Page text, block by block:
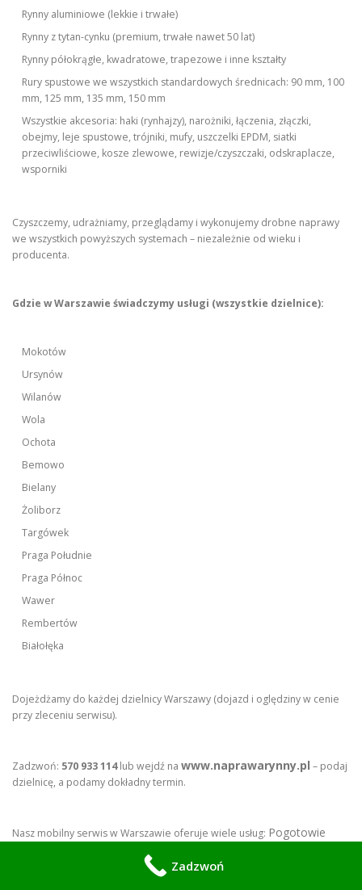
Rynny aluminiowe (lekkie i trwałe)
Rynny z tytan-cynku (premium, trwałe nawet 50 lat)
Rynny półokrągłe, kwadratowe, trapezowe i inne kształty
Rury spustowe we wszystkich standardowych średnicach: 90 mm, 100
mm, 125 mm, 135 mm, 150 mm
Wszystkie akcesoria: haki (rynhajzy), narożniki, łączenia, złączki,
obejmy, leje spustowe, trójniki, mufy, uszczelki EPDM, siatki
przeciwliściowe, kosze zlewowe, rewizje/czyszczaki, odskraplacze,
wsporniki
Czyszczemy, udrażniamy, przeglądamy i wykonujemy drobne naprawy
we wszystkich powyższych systemach – niezależnie od wieku i
producenta.
Gdzie w Warszawie świadczymy usługi (wszystkie dzielnice):
Mokotów
Ursynów
Wilanów
Wola
Ochota
Bemowo
Bielany
Żoliborz
Targówek
Praga Południe
Praga Północ
Wawer
Rembertów
Białołęka
Dojeżdżamy do każdej dzielnicy Warszawy (dojazd i oględziny w cenie
przy zleceniu serwisu).
Zadzwoń: 570 933 114lub wejdź na www.naprawarynny.pl – podaj
dzielnicę, a podamy dokładny termin.
Nasz mobilny serwis w Warszawie oferuje wiele usług: Pogotowie
Czyszczenie Parą
Awaryjne naprawy Furtek i Bram,Naprawy Samochodów z
Zadzwoń